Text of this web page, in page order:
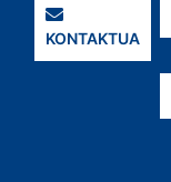
KONTAKTUA